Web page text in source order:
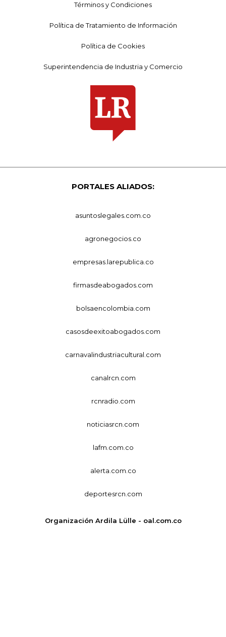
Términos y Condiciones
Política de Tratamiento de Información
Política de Cookies
Superintendencia de Industria y Comercio
PORTALES ALIADOS:
asuntoslegales.com.co
agronegocios.co
empresas.larepublica.co
firmasdeabogados.com
bolsaencolombia.com
casosdeexitoabogados.com
carnavalindustriacultural.com
canalrcn.com
rcnradio.com
noticiasrcn.com
lafm.com.co
alerta.com.co
deportesrcn.com
Organización Ardila Lülle - oal.com.co